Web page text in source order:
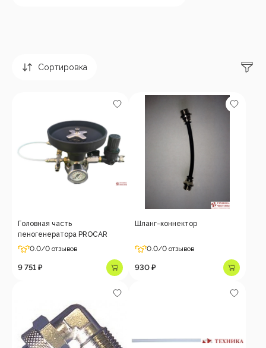
Сортировка
Головная часть
пеногенератора PROCAR
0.0/0 отзывов
9 751 ₽
Шланг-коннектор
0.0/0 отзывов
930 ₽